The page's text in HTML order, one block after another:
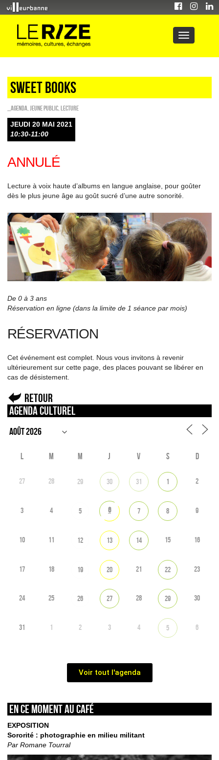
Sweet Books
_Agenda Jeune public Lecture
JEUDI 20 MAI 2021
10:30-11:00
ANNULÉ
Lecture à voix haute d’albums en langue anglaise, pour goûter
dès le plus jeune âge au goût sucré d’une autre sonorité.
De 0 à 3 ans
Réservation en ligne (dans la limite de 1 séance par mois)
RÉSERVATION
Cet événement est complet. Nous vous invitons à revenir
ultérieurement sur cette page, des places pouvant se libérer en
cas de désistement.
Retour
Agenda culturel
L M M J V S D
27 28 29 30 31 1 2
3 4 5 6 7 8 9
10 11 12 13 14 15 16
17 18 19 20 21 22 23
24 25 26 27 28 29 30
31 1 2 3 4 5 6
Voir tout l'agenda
En ce moment au café
EXPOSITION
Sororité : photographie en milieu militant
Par Romane Tourral